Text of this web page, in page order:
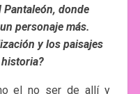
Pantaleón, donde
personaje más.
y los paisajes
el no ser de allí y